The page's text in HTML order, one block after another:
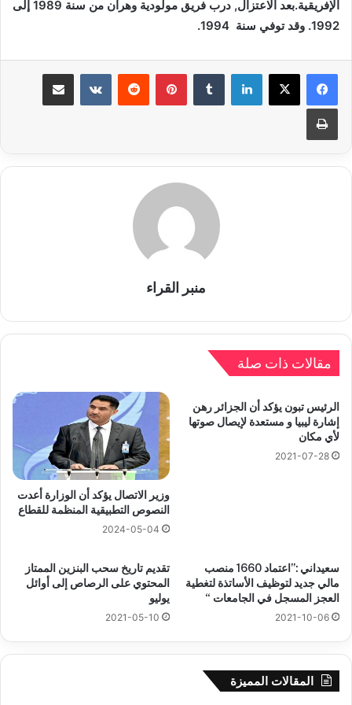
الإفريقية.بعد الاعتزال, درب فريق مولودية وهران من سنة 1989 إلى
1992. وقد توفي سنة 1994.
لينكدإن بينتيريست
طباعة
منبر القراء
مقالات ذات صلة
الرئيس تبون يؤكد أن الجزائر رهن
إشارة ليبيا و مستعدة لإيصال صوتها
لأي مكان
2021-07-28
وزير الاتصال يؤكد أن الوزارة أعدت
النصوص التطبيقية المنظمة للقطاع
2024-05-04
سعيداني :”اعتماد 1660 منصب
مالي جديد لتوظيف الأساتذة لتغطية
العجز المسجل في الجامعات “
2021-10-06
تقديم تاريخ سحب البنزين الممتاز
المحتوي على الرصاص إلى أوائل
يوليو
2021-05-10
المقالات المميزة